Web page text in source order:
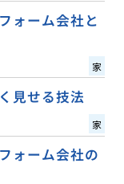
ォーム会社と
家
見せる技法
家
ォーム会社の